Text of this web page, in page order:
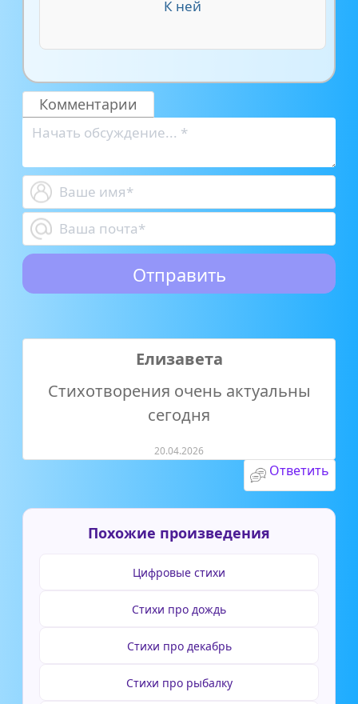
К ней
Комментарии
Елизавета
Стихотворения очень актуальны
сегодня
20.04.2026
Ответить
Похожие произведения
Цифровые стихи
Стихи про дождь
Стихи про декабрь
Стихи про рыбалку